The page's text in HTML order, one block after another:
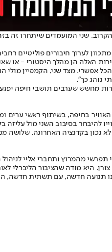
שני המועמדים שיתחרו זה
לערוך חיבורים פוליטיים
האלה הן מהלך היסטורי - או
אפשרי. מצד שני, הקמפיין
נוהג כך".
מחשש שערבים תושבי חיפה
בחיפה, בשיתוף ראשי
להיבחר בסיבוב השני מול
תפרשי מהמרוץ ותחברי אליי לניהול
תנועה חדשה, עם תשתית חדשה,